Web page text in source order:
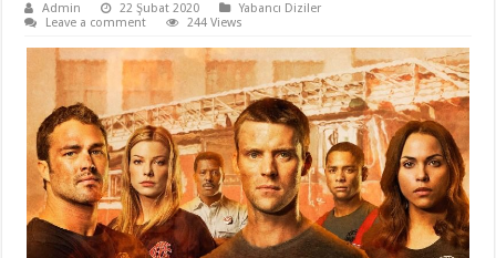
Admin 22 Şubat 2020
Yabancı Diziler
Leave a comment
244 Views